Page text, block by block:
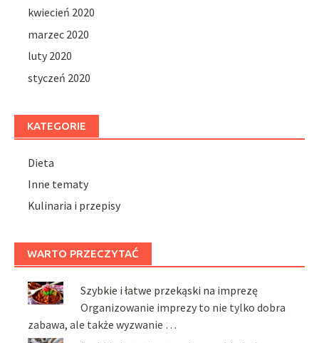
kwiecień 2020
marzec 2020
luty 2020
styczeń 2020
KATEGORIE
Dieta
Inne tematy
Kulinaria i przepisy
WARTO PRZECZYTAĆ
Szybkie i łatwe przekąski na imprezę
Organizowanie imprezy to nie tylko dobra
zabawa, ale także wyzwanie …